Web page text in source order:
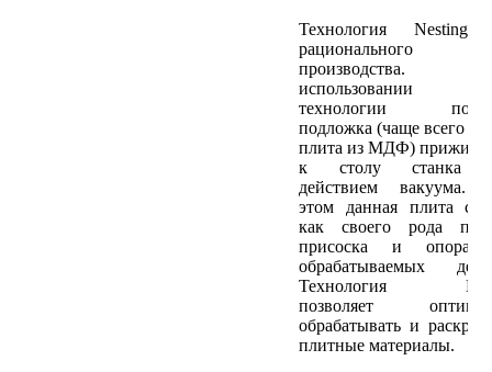
Технология Nesting
рационального
производства.
использовании
технологии
подложка (чаще всего
плита из МДФ)
к столу станка
действием вакуума.
этом данная плита
как своего рода
присоска и опора
обрабатываемых
Технология
позволяет
обрабатывать и
плитные материалы.